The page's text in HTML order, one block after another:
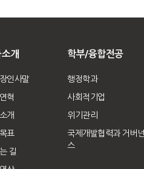
개
인사말
혁
개
표
길
학부/융합전공
행정학과
사회적기업
위기관리
국제개발협력과 거버넌
스